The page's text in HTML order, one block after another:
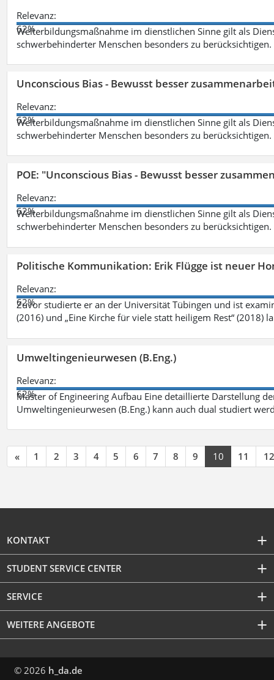
Relevanz:
62%
Weiterbildungsmaßnahme im dienstlichen Sinne gilt als
schwerbehinderter Menschen besonders zu berücksichtigen.
Unconscious Bias - Bewusst besser
Relevanz:
62%
Weiterbildungsmaßnahme im dienstlichen Sinne gilt als
schwerbehinderter Menschen besonders zu berücksichtigen.
POE: "Unconscious Bias - Bewusst besser
Relevanz:
62%
Weiterbildungsmaßnahme im dienstlichen Sinne gilt als
schwerbehinderter Menschen besonders zu berücksichtigen.
Politische Kommunikation: Erik Flügge ist neuer
Relevanz:
62%
Zuvor studierte er an der Universität Tübingen und ist
(2016) und „Eine Kirche für viele statt heiligem Rest“ (2018)
Umweltingenieurwesen (B.Eng.)
Relevanz:
62%
Master of Engineering Aufbau Eine detaillierte Darstellung
Umweltingenieurwesen (B.Eng.) kann auch dual studiert
« 1 2 3 4 5 6 7 8 9 10 11 12
KONTAKT
STUDENT SERVICE CENTER
SERVICE
WEITERE ANGEBOTE
© 2026 h_da.de